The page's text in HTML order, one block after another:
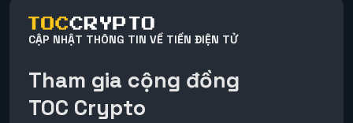
CẬP NHẬT THÔNG TIN VỀ TIỀN ĐIỆN TỬ
Tham gia cộng đồng
TOC Crypto